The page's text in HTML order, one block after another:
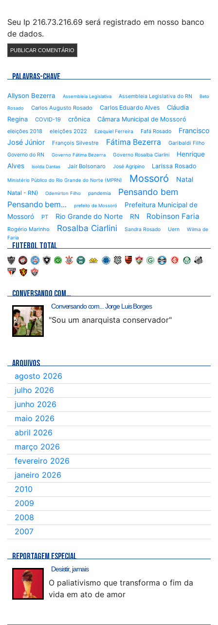
Seu Ip 216.73.216.69 será registrado em nosso banco
de dados.
PALAVRAS-CHAVE
Allyson Bezerra Assembleia Legislativa Assembleia Legislativa do RN Beto
Rosado Carlos Augusto Rosado Carlos Eduardo Alves
Cláudia
Regina
COVID-19 crônica Câmara Municipal de Mossoró
eleições 2018 eleições 2022 Ezequiel Ferreira Fafá Rosado
Francisco
José Júnior
François Silvestre Fátima Bezerra
Garibaldi Filho
Governo do RN
Governo Fátima Bezerra Governo Rosalba Ciarlini
Henrique
Alves
Isolda Dantas Jair Bolsonaro José Agripino Larissa Rosado
Ministério Público do Rio Grande do Norte (MPRN) Mossoró Natal
Natal - RN) Odemirton Filho pandemia Pensando bem
Pensando bem... prefeito de Mossoró
Prefeitura Municipal de
Mossoró
PT Rio Grande do Norte RN Robinson Faria
Rogério Marinho Rosalba Ciarlini Sandra Rosado Uern
Wilma de
Faria
FUTEBOL TOTAL
CONVERSANDO COM…
Conversando com... Jorge Luis Borges
"Sou um anarquista conservador"
ARQUIVOS
agosto 2026
julho 2026
junho 2026
maio 2026
abril 2026
março 2026
fevereiro 2026
janeiro 2026
2010
2009
2008
2007
REPORTAGEM ESPECIAL
Desistir, jamais
O paliativismo que transforma o fim da
vida em ato de amor